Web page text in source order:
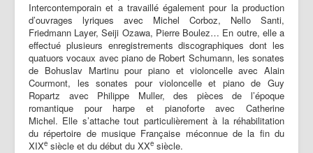
Intercontemporain et a travaillé également pour la production
d’ouvrages lyriques avec Michel Corboz, Nello Santi,
Friedmann Layer, Seiji Ozawa, Pierre Boulez… En outre, elle a
effectué plusieurs enregistrements discographiques dont les
quatuors vocaux avec piano de Robert Schumann, les sonates
de Bohuslav Martinu pour piano et violoncelle avec Alain
Courmont, les sonates pour violoncelle et piano de Guy
Ropartz avec Philippe Muller, des pièces de l’époque
romantique pour harpe et pianoforte avec Catherine
Michel. Elle s’attache tout particulièrement à la réhabilitation
du répertoire de musique Française méconnue de la fin du
XIXe siècle et du début du XXe siècle.